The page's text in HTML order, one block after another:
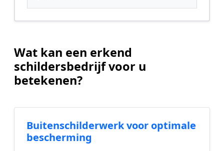
Wat kan een erkend
schildersbedrijf voor u
betekenen?
Buitenschilderwerk voor optimale
bescherming